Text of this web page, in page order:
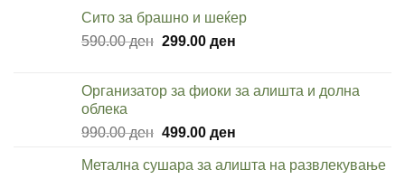
Cито за брашно и шеќер
590.00ден Original
590.00 ден.
299.00 денCurrent
299.00 ден.
Организатор за фиоки за алишта и долна
облека
990.00ден Original
was:
499.00 денCurrent
is:
Метална сушара за алишта на развлекување